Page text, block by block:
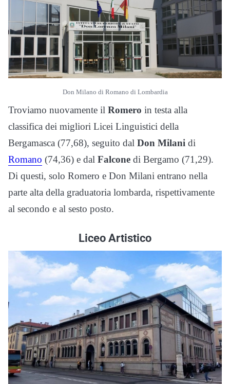
Don Milano di Romano di Lombardia
Troviamo nuovamente il Romero in testa alla
classifica dei migliori Licei Linguistici della
Bergamasca (77,68), seguito dal Don Milani di
Romano (74,36) e dal Falcone di Bergamo (71,29).
Di questi, solo Romero e Don Milani entrano nella
parte alta della graduatoria lombarda, rispettivamente
al secondo e al sesto posto.
Liceo Artistico